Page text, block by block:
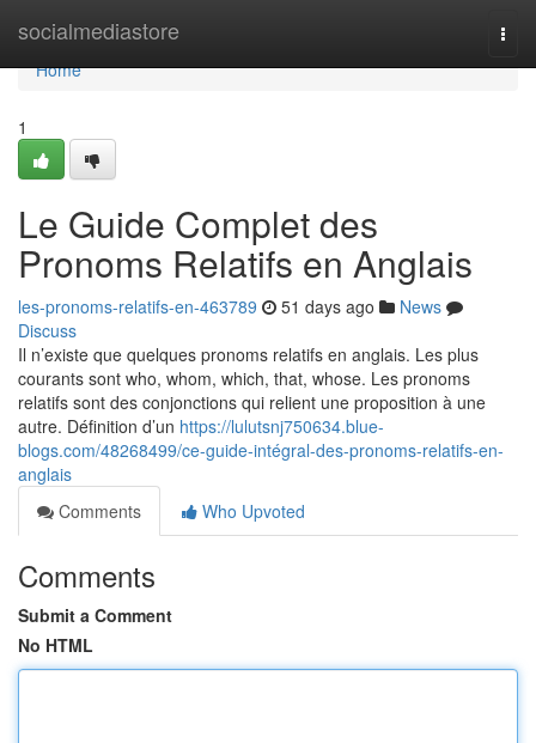
socialmediastore
Home
Home
1
Le Guide Complet des
Pronoms Relatifs en Anglais
les-pronoms-relatifs-en-463789 51 days ago
News
Discuss
Il n’existe que quelques pronoms relatifs en anglais. Les plus
courants sont who, whom, which, that, whose. Les pronoms
relatifs sont des conjonctions qui relient une proposition à une
autre. Définition d’un https://lulutsnj750634.blue-
blogs.com/48268499/ce-guide-intégral-des-pronoms-relatifs-en-
anglais
Comments
Who Upvoted
Comments
Submit a Comment
No HTML